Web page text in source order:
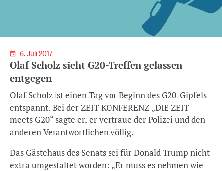
6. Juli 2017
Olaf Scholz sieht G20-Treffen gelassen
entgegen
Olaf Scholz ist einen Tag vor Beginn des G20-Gipfels
entspannt. Bei der ZEIT KONFERENZ „DIE ZEIT
meets G20“ sagte er, er vertraue der Polizei und den
anderen Verantwortlichen völlig.
Das Gästehaus des Senats sei für Donald Trump nicht
extra umgestaltet worden: „Er muss es nehmen wie